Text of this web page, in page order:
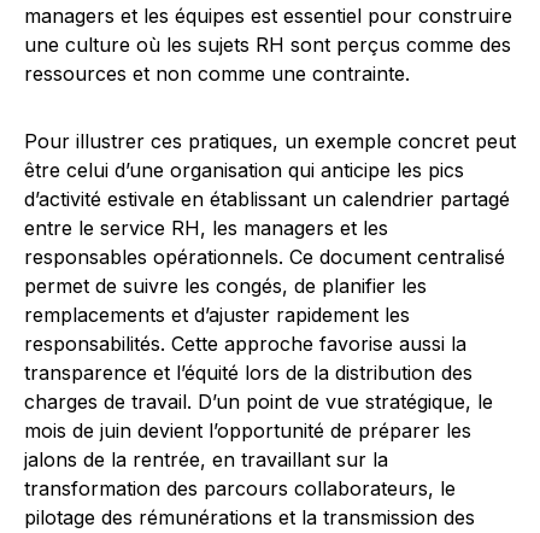
managers et les équipes est essentiel pour construire
une culture où les sujets RH sont perçus comme des
ressources et non comme une contrainte.
Pour illustrer ces pratiques, un exemple concret peut
être celui d’une organisation qui anticipe les pics
d’activité estivale en établissant un calendrier partagé
entre le service RH, les managers et les
responsables opérationnels. Ce document centralisé
permet de suivre les congés, de planifier les
remplacements et d’ajuster rapidement les
responsabilités. Cette approche favorise aussi la
transparence et l’équité lors de la distribution des
charges de travail. D’un point de vue stratégique, le
mois de juin devient l’opportunité de préparer les
jalons de la rentrée, en travaillant sur la
transformation des parcours collaborateurs, le
pilotage des rémunérations et la transmission des